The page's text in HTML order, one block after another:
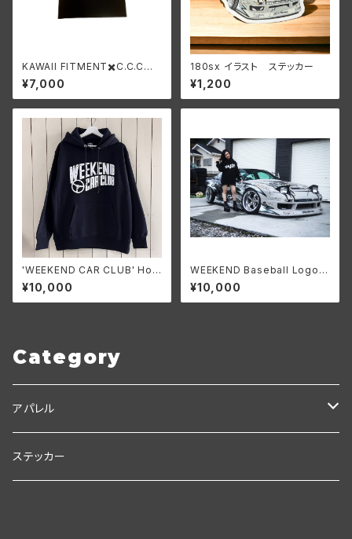
KAWAII FITMENT✖️C.C.C
✖️WEEKEND コラボTシャツ
¥7,000
180sx イラスト ステッカー
¥1,200
'WEEKEND CAR CLUB' Hoo
die
¥10,000
WEEKEND Baseball Logo h
oodie 黒
¥10,000
Category
アパレル
Ｃ.Ｃ.Ｃ
ステッカー